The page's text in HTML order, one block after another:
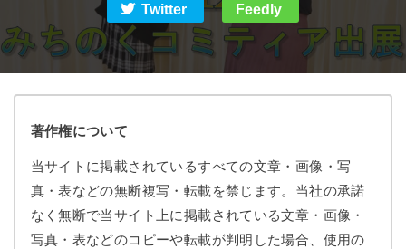
Twitter Feedly
著作権について
当サイトに掲載されているすべての文章・画像・写
真・表などの無断複写・転載を禁じます。当社の承諾
なく無断で当サイト上に掲載されている文章・画像・
写真・表などのコピーや転載が判明した場合、使用の